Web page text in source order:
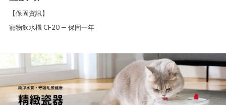
【保固資訊】
寵物飲水機 CF20 — 保固一年